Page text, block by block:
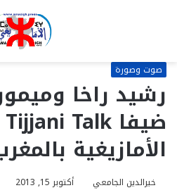
صوت وصورة
رشيد راخا
الأمازيغية
خيرالدين الجامعي أكتوبر 15, 2013